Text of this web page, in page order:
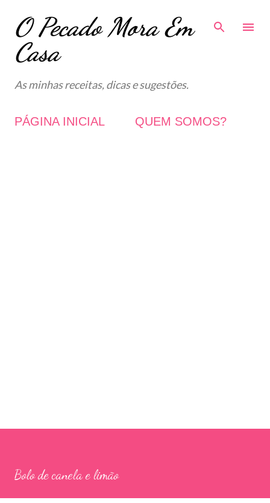
Avançar para o conteúdo principal
O Pecado Mora Em
Casa
As minhas receitas, dicas e sugestões.
PÁGINA INICIAL QUEM SOMOS?
Bolo de canela e limão